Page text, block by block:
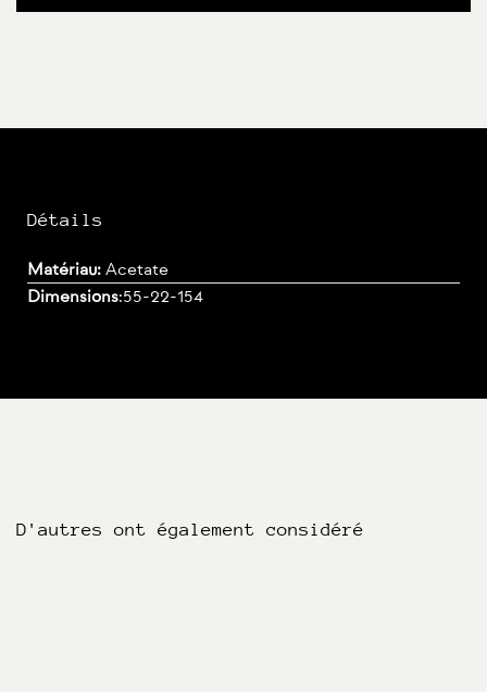
Détails
Matériau: Acetate
Dimensions:55-22-154
D'autres ont également considéré